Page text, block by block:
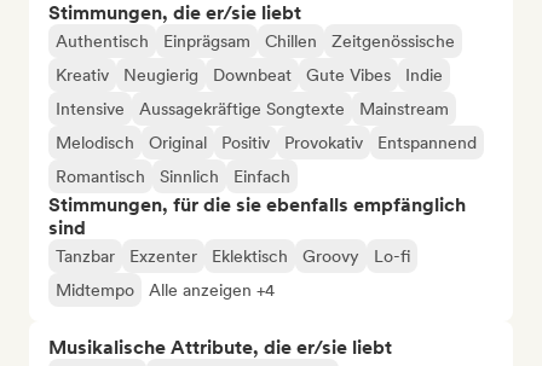
Stimmungen, die er/sie liebt
Authentisch Einprägsam Chillen
Zeitgenössische
Kreativ
Neugierig Downbeat Gute Vibes
Indie
Intensive
Aussagekräftige Songtexte
Mainstream
Melodisch
Original Positiv Provokativ
Entspannend
Romantisch
Sinnlich Einfach
Stimmungen, für die sie ebenfalls empfänglich
sind
Tanzbar Exzenter Eklektisch Groovy
Lo-fi
Midtempo
Alle anzeigen +4
Musikalische Attribute, die er/sie liebt